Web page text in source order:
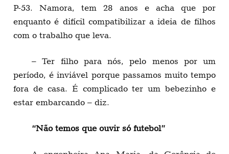
P-53. Namora, tem 28 anos e acha que por
enquanto é difícil compatibilizar a ideia de filhos
com o trabalho que leva.
– Ter filho para nós, pelo menos por um
período, é inviável porque passamos muito tempo
fora de casa. É complicado ter um bebezinho e
estar embarcando – diz.
“Não temos que ouvir só futebol”